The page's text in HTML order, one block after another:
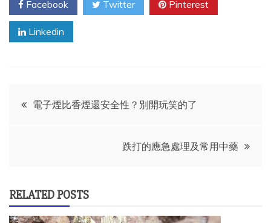
Facebook Twitter Pinterest
Linkedin
Post電子煙比香煙還安全性？別開玩笑的了
跌打的應急處理及常用中藥
RELATED POSTS